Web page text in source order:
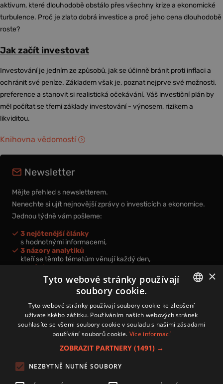
aktivum, které dlouhodobě obstálo přes všechny krize a ekonomické
turbulence. Proč je zlato dobrá investice a proč jeho cena dlouhodobě
roste?
Jak začít investovat
Investování je jedním ze způsobů, jak se účinně bránit proti inflaci a
ochránit své peníze. Základem však je, poznat nejprve své možnosti,
preference a stanovit si realistická očekávání. Váš investiční plán by
měl počítat se třemi základy investování - výnosem, rizikem a
likviditou.
Knihovna vědomostí
Newsletter
Mějte přehled s newsletterem.
Nenechte si ujít nejnovější zprávy o investicích a ekonomice.
Jednou týdně vám pošleme:
3 nejčtenější články
s hodnotnými informacemi,
3 názory analytiků
kteří se těmto tématům věnují každý den,
nová videa a podcasty
k prohloubení vašich znalostí.
Přihlášením k newsletteru vyjadřujete svůj souhlas spodmínkami
zpracování osobních údajů.
Zásady používání souborů cookies
CZECH
×
Tyto webové stránky používají
soubory cookie.
Tyto webové stránky používají soubory cookie ke zlepšení
uživatelského zážitku. Používáním našich webových stránek
souhlasíte se všemi soubory cookie v souladu s našimi zásadami
používání souborů cookie. Více informací
ZOBRAZIT PARTNERY (1491) →
NEZBYTNĚ NUTNÉ SOUBORY